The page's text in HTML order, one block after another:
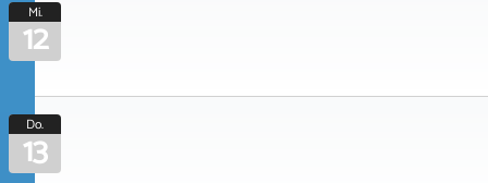
Mi.
12
Do.
13